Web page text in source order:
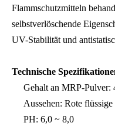
Flammschutzmitteln
selbstverlöschende
UV-Stabilität und
Technische
Gehalt an MRP-Pulver:
Aussehen: Rote flüssige
PH: 6,0 ~ 8,0